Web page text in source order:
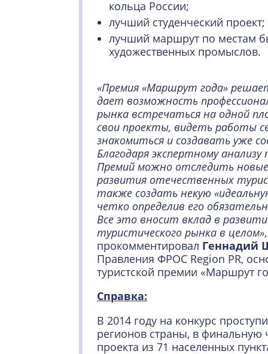
кольца России;
лучший студенческий проект;
лучший маршрут по местам
художественных промыслов.
«Премия «Маршрут года»
дает возможность
рынка встречаться на одной
свои проекты, видеть работы
знакомиться и создавать уже
Благодаря экспертному
Премий можно отследить
развития отечественных
также создать некую
четко определив его
Все это вносит вклад в
туристического рынка в целом»
прокомментировал Геннадий
Правления ФРОС Region PR,
туристской премии «Маршрут
Справка:
В 2014 году на конкурс
регионов страны, в финальную
проекта из 71 населенных